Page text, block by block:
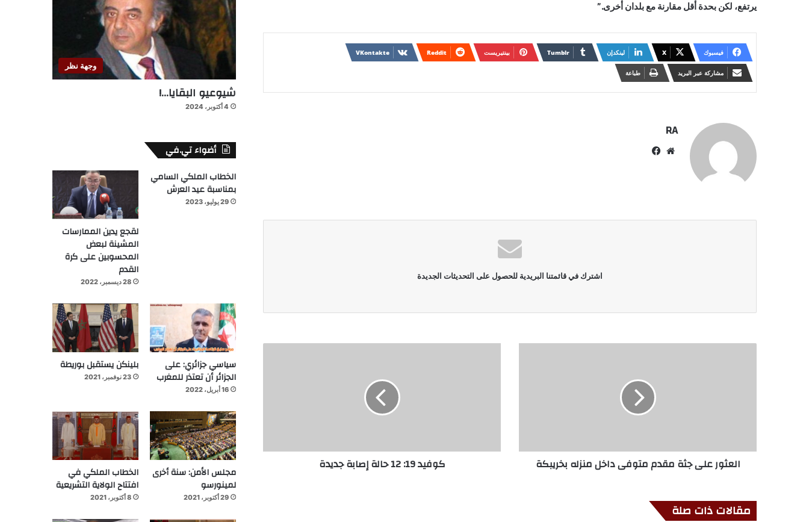
يرتفع، لكن بحدة أقل مقارنة مع بلدان أخرى.”
فيسبوك X لينكدإن بينتيريست
مشاركة عبر البريد طباعة
RA
موقع
اشترك في قائمتنا البريدية للحصول على التحديثات الجديدة
العثور على جثة مقدم متوفى داخل منزله بخريبكة كوفيد 19: 12 حالة إصابة جديدة
مقالات ذات صلة
وجهة نظر
شيوعيو البقايا…!
4 أكتوبر، 2024
أضواء تي.في
الخطاب الملكي السامي
بمناسبة عيد العرش
29 يوليو، 2023
لقجع يدين الممارسات
المشينة لبعض
المحسوبين على كرة
القدم
28 ديسمبر، 2022
سياسي جزائري: على
الجزائر أن تعتذر للمغرب
16 أبريل، 2022
بلينكن يستقبل بوريطة
23 نوفمبر، 2021
مجلس الأمن: سنة أخرى
لمينورسو
29 أكتوبر، 2021
الخطاب الملكي في
افتتاح الولاية التشريعية
8 أكتوبر، 2021